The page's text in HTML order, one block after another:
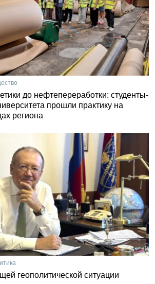
до нефтепереработки: студенты-
прошли практику на
региона
геополитической ситуации